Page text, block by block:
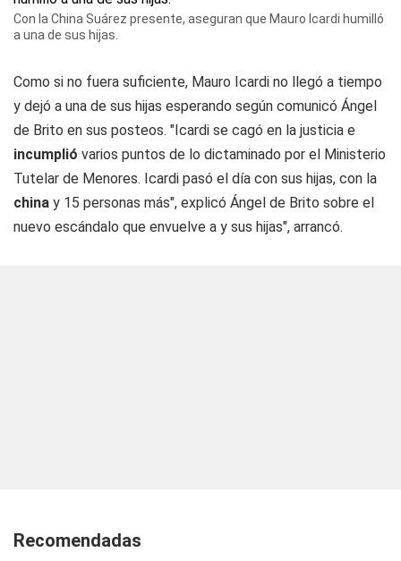
Con la China Suárez presente, aseguran que Mauro Icardi humilló
a una de sus hijas.
Como si no fuera suficiente, Mauro Icardi no llegó a tiempo
y dejó a una de sus hijas esperando según comunicó Ángel
de Brito en sus posteos. "Icardi se cagó en la justicia e
incumplió varios puntos de lo dictaminado por el Ministerio
Tutelar de Menores. Icardi pasó el día con sus hijas, con la
china y 15 personas más", explicó Ángel de Brito sobre el
nuevo escándalo que envuelve a y sus hijas", arrancó.
Recomendadas